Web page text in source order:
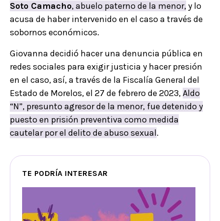
Soto Camacho, abuelo paterno de la menor,y lo
acusa de haber intervenido en el caso a través de
sobornos económicos.
Giovanna decidió hacer una denuncia pública en
redes sociales para exigir justicia y hacer presión
en el caso, así, a través de la Fiscalía General del
Estado de Morelos, el 27 de febrero de 2023,Aldo
“N”, presunto agresor de la menor, fue detenido y
puesto en prisión preventiva como medida
cautelar por el delito de abuso sexual.
TE PODRÍA INTERESAR